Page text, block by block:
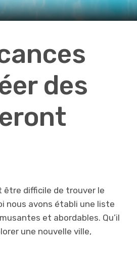
des
être difficile de trouver le
nous avons établi une liste
et abordables. Qu’il
une nouvelle ville,